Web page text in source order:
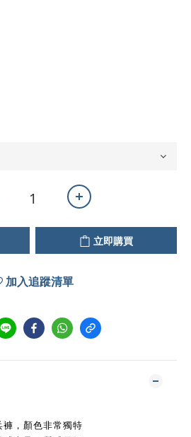
立即購買
加入追蹤清單
，顏色非常獨特